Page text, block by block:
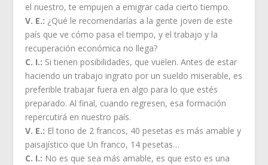
el nuestro, te empujen a emigrar cada cierto tiempo.
V. E.: ¿Qué le recomendarías a la gente joven de este
país que ve cómo pasa el tiempo, y el trabajo y la
recuperación económica no llega?
C. I.: Si tienen posibilidades, que vuelen. Antes de estar
haciendo un trabajo ingrato por un sueldo miserable, es
preferible trabajar fuera en algo para lo que estés
preparado. Al final, cuando regresen, esa formación
repercutirá en nuestro país.
V. E.: El tono de 2 francos, 40 pesetas es más amable y
paisajístico que Un franco, 14 pesetas…
C. I.: No es que sea más amable, es que esto es una